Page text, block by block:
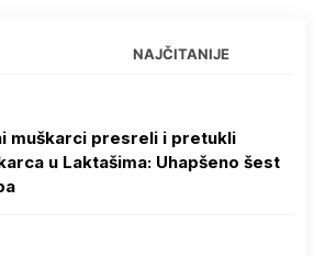
NAJČITANIJE
muškarci presreli i pretukli
u Laktašima: Uhapšeno šest